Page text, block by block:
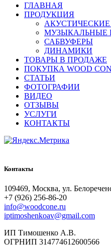
ГЛАВНАЯ
ПРОДУКЦИЯ
МУЗЫКАЛЬНЫЕ
САБВУФЕРЫ
ДИНАМИКИ
ТОВАРЫ В ПРОДАЖЕ
ПОКУПКА WOOD
СТАТЬИ
ФОТОГРАФИИ
ВИДЕО
ОТЗЫВЫ
УСЛУГИ
КОНТАКТЫ
Контакты
109469, Москва, ул.
+7 (926) 256-86-20
info@woodcone.ru
iptimoshenkoav@gmail.com
ИП Тимошенко А.В.
ОГРНИП 314774612600566